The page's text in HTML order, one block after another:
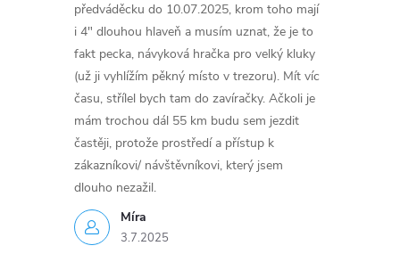
Míra
3.7.2025
předváděcku do 10.07.2025, krom toho mají
i 4" dlouhou hlaveň a musím uznat, že je to
fakt pecka, návyková hračka pro velký kluky
(už ji vyhlížím pěkný místo v trezoru). Mít víc
času, střílel bych tam do zavíračky. Ačkoli je
mám trochou dál 55 km budu sem jezdit
častěji, protože prostředí a přístup k
zákazníkovi/ návštěvníkovi, který jsem
dlouho nezažil.